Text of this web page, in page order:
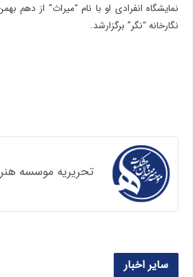
نمایشگاه انفرادی او با نام “میراث” از دهم
نگارخانه “نگر” برگزارشد.
تحریریه موسسه
سایر اخبار